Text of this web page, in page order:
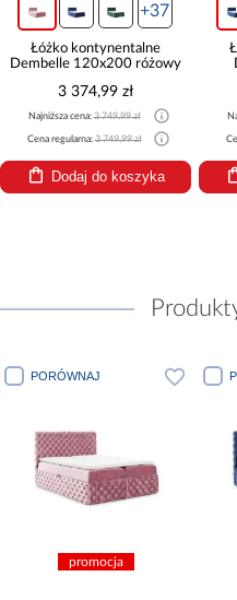
+37
Łóżko kontynentalne
Dembelle 120x200 różowy
3 374,99 zł
Najniższa cena:3 749,99 zł
Cena regularna:3 749,99 zł
Dodaj do koszyka
PORÓWNAJ
promocja